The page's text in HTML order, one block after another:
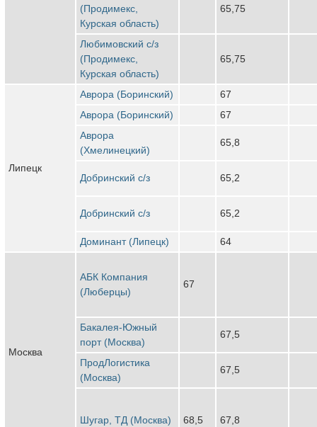
(Продимекс,
Курская область)
65,75
Любимовский с/з
(Продимекс,
Курская область)
65,75
Липецк
Аврора (Боринский)
67
Аврора (Боринский)
67
Аврора
(Хмелинецкий)
65,8
Добринский с/з 65,2
Добринский с/з 65,2
Доминант (Липецк) 64
Москва
АБК Компания
(Люберцы)
67
Бакалея-Южный
порт (Москва)
67,5
ПродЛогистика
(Москва)
67,5
Шугар, ТД (Москва) 68,5 67,8